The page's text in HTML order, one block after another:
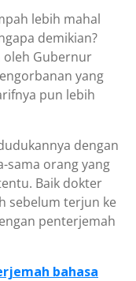
lebih mahal
demikian?
oleh Gubernur
yang
pun lebih
dengan
sama orang yang
Baik dokter
sebelum terjun ke
penterjemah
bahasa